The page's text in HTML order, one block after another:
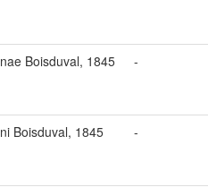
Boisduval, 1845 -
Boisduval, 1845 -